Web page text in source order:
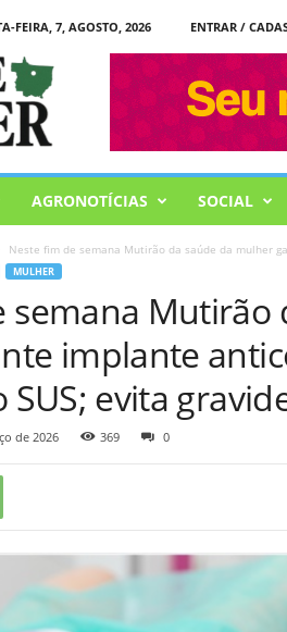
FEIRA, 7, AGOSTO, 2026
ENTRAR /
AGRONOTÍCIAS SOCIAL
Neste fim de semana Mutirão da saúde da mulher
MULHER
semana Mutirão
implante
evita
de 2026 369 0